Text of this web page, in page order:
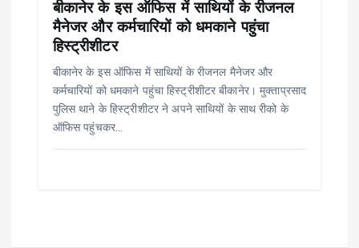
बीकानेर के इस ऑफिस में साथियों के रीजनल
मैनेजर और कर्मचारियों को धमकाने पहुंचा
हिस्ट्रीशीटर
बीकानेर के इस ऑफिस में साथियों के रीजनल मैनेजर और
कर्मचारियों को धमकाने पहुंचा हिस्ट्रीशीटर बीकानेर। मुक्ताप्रसाद
पुलिस थाने के हिस्ट्रीशीटर ने अपने साथियों के साथ रीको के
ऑफिस पहुंचकर…